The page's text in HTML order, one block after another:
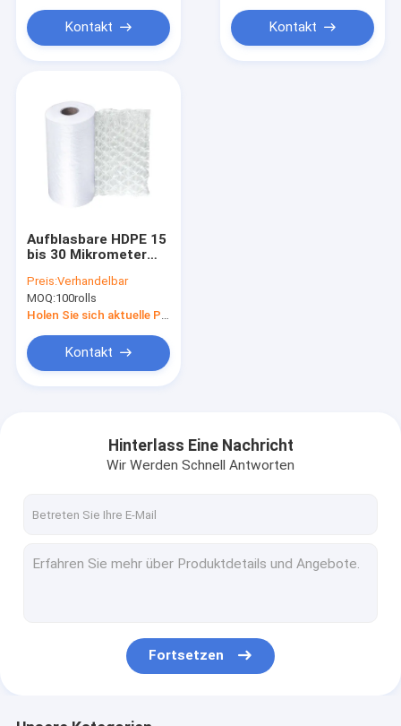
Seitenbeutel der dichtungs-drei
Luftpolster-Filmstreifen
Luftsäule-Kissen-Tasche
Papierkissen-Verpacken
Kontakt
schützendes
Verpacken
Kontakt
Aufblasbare HDPE 15
bis 30 Mikrometer
Filmstreifen-
Preis:Verhandelbar
MOQ:100rolls
Holen Sie sich aktuelle Preis
Kontakt
Hinterlass Eine Nachricht
Wir Werden Schnell Antworten
Fortsetzen